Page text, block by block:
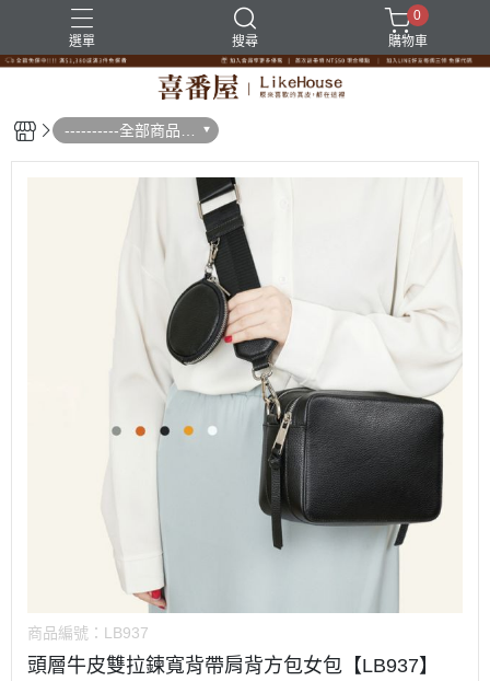
選單 搜尋
0
購物車
----------全部商品--
--------
商品編號： LB937
頭層牛皮雙拉鍊寬背帶肩背方包女包【LB937】